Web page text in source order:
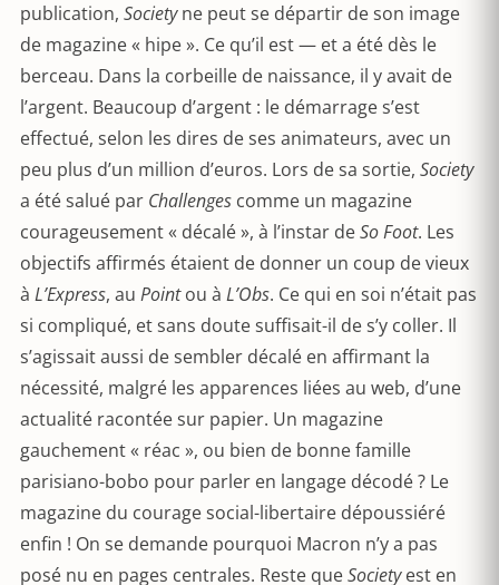
publication, Societyne peut se départir de son image
de magazine « hipe ». Ce qu’il est — et a été dès le
berceau. Dans la corbeille de naissance, il y avait de
l’argent. Beaucoup d’argent : le démarrage s’est
effectué, selon les dires de ses animateurs, avec un
peu plus d’un million d’euros. Lors de sa sortie, Society
a été salué par Challenges comme un magazine
courageusement « décalé », à l’instar deSo Foot. Les
objectifs affirmés étaient de donner un coup de vieux
à L’Express, au Pointou à L’Obs. Ce qui en soi n’était pas
si compliqué, et sans doute suffisait-il de s’y coller. Il
s’agissait aussi de sembler décalé en affirmant la
nécessité, malgré les apparences liées au web, d’une
actualité racontée sur papier. Un magazine
gauchement « réac », ou bien de bonne famille
parisiano-bobo pour parler en langage décodé ? Le
magazine du courage social-libertaire dépoussiéré
enfin ! On se demande pourquoi Macron n’y a pas
posé nu en pages centrales. Reste queSocietyest en